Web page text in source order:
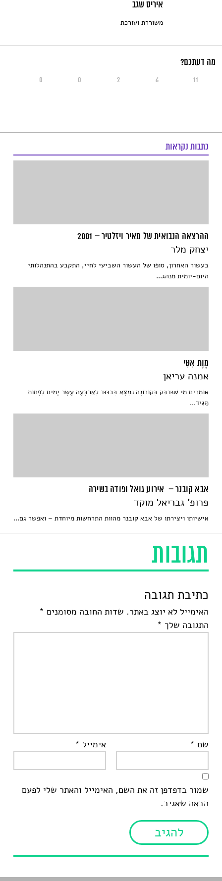
איריס שגב
משוררת ועורכת
מה דעתכם?
0 0 2 6 11
תגובות
כתיבת תגובה
האימייל לא יוצג באתר. שדות החובה מסומנים *
התגובה שלך *
שם * אימייל *
שמור בדפדפן זה את השם, האימייל והאתר שלי לפעם
הבאה שאגיב.
כתבות נקראות
ההרצאה הנבואית של מאיר ויזלטיר – 2001
יצחק מלר
בעשור האחרון, סופו של העשור השביעי לחיי, התקבע בהתנהלותי
היום-יומית מנהג...
מָוֶת אִטִּי
אמנה עריאן
אוֹמְרִים מִי שֶׁנִּדְבַּק בְּקוֹרוֹנָה נִמְצָא בְּבִדּוּד לְאַרְבָּעָה עָשָׂר יָמִים לְפָחוֹת
תַּגִּיד...
אבא קובנר – אירוע גואל ופודה בשירה
פרופ' גבריאל מוקד
אישיותו ויצירתו של אבא קובנר מהוות התרחשות מיוחדת – ואפשר גם...